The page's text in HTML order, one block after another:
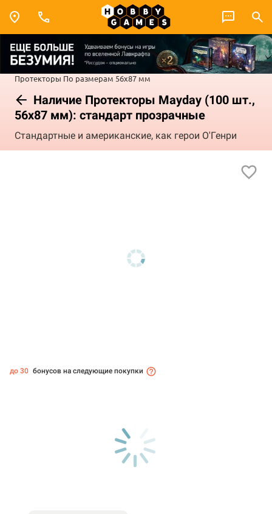
Протекторы По размерам 56x87 мм
Наличие Протекторы Mayday (100 шт.,
56x87 мм): стандарт прозрачные
Стандартные и американские, как герои О'Генри
до 30 бонусов на следующие покупки